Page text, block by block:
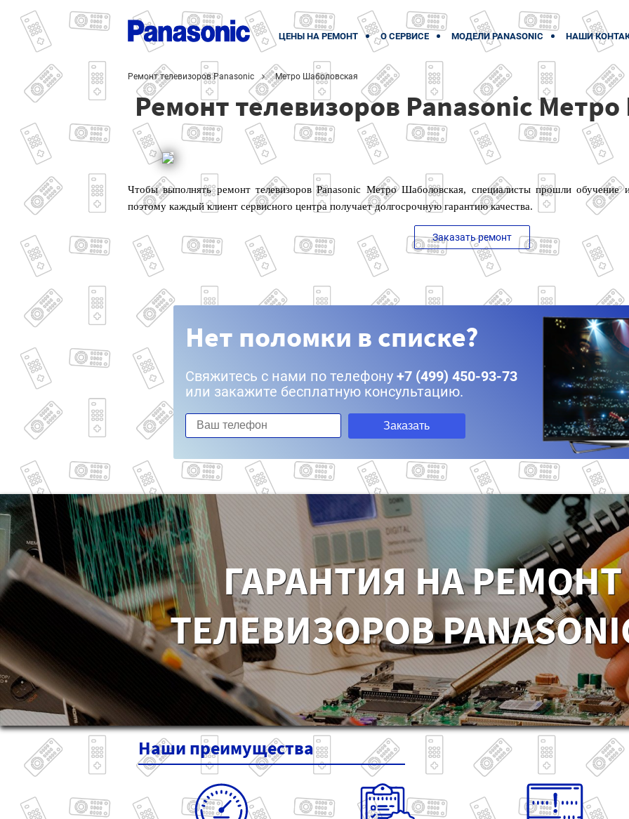
ЦЕНЫ НА РЕМОНТ О СЕРВИСЕ МОДЕЛИ PANASONIC НАШИ
Ремонт телевизоров Panasonic Метро Шаболовская
Ремонт телевизоров Panasonic
Чтобы выполнять ремонт телевизоров Panasonic Метро Шаболовская, специалисты прошли
поэтому каждый клиент сервисного центра получает долгосрочную гарантию качества.
Заказать ремонт
Нет поломки в списке?
Свяжитесь с нами по телефону +7 (499) 450-93-73
или закажите бесплатную консультацию.
Заказать
ГАРАНТИЯ НА РЕМОНТ
ТЕЛЕВИЗОРОВ
Наши преимущества